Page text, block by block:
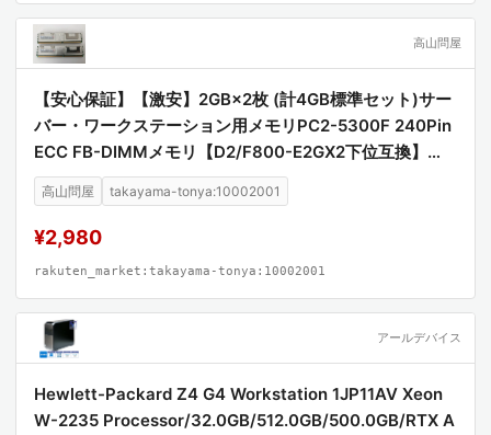
高山問屋
【安心保証】【激安】2GB×2枚 (計4GB標準セット)サー
バー・ワークステーション用メモリPC2-5300F 240Pin
ECC FB-DIMMメモリ【D2/F800-E2GX2下位互換】
【中古美品】
高山問屋 takayama-tonya:10002001
¥2,980
rakuten_market:takayama-tonya:10002001
アールデバイス
Hewlett-Packard Z4 G4 Workstation 1JP11AV Xeon
W-2235 Processor/32.0GB/512.0GB/500.0GB/RTX A